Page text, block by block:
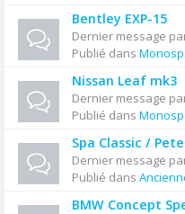
Bentley EXP-15
Dernier message
Publié dans
Nissan Leaf mk3
Dernier message
Publié dans
Spa Classic /
Dernier message
Publié dans
BMW Concept